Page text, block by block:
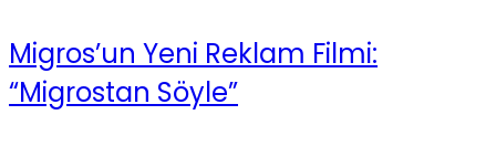
Migros’un Yeni Reklam Filmi:
“Migrostan Söyle”